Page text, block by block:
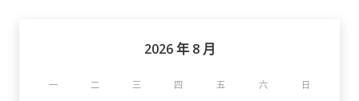
2026 年 8 月
一 二 三 四 五 六 日